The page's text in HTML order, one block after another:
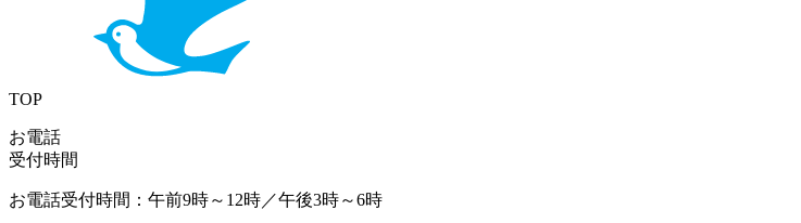
TOP
お電話
受付時間
お電話受付時間：午前9時～12時／午後3時～6時